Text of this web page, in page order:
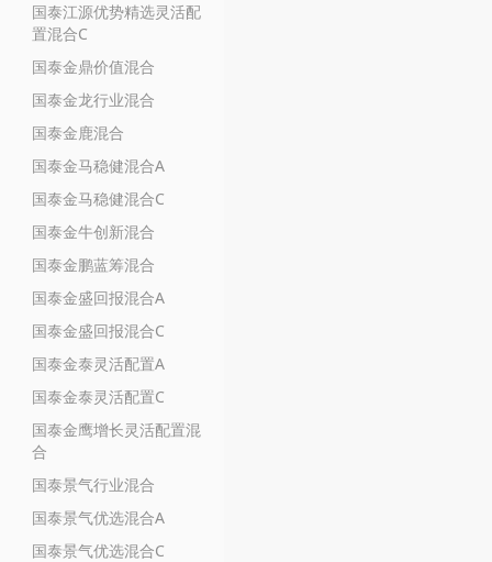
国泰江源优势精选灵活配
置混合C
国泰金鼎价值混合
国泰金龙行业混合
国泰金鹿混合
国泰金马稳健混合A
国泰金马稳健混合C
国泰金牛创新混合
国泰金鹏蓝筹混合
国泰金盛回报混合A
国泰金盛回报混合C
国泰金泰灵活配置A
国泰金泰灵活配置C
国泰金鹰增长灵活配置混
合
国泰景气行业混合
国泰景气优选混合A
国泰景气优选混合C